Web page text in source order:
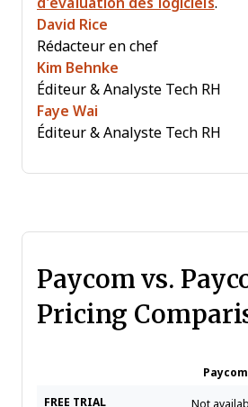
d’évaluation des logiciels.
David Rice
Rédacteur en chef
Kim Behnke
Éditeur & Analyste Tech RH
Faye Wai
Éditeur & Analyste Tech RH
Paycom vs.
Pricing
Paycom
FREE TRIAL Not